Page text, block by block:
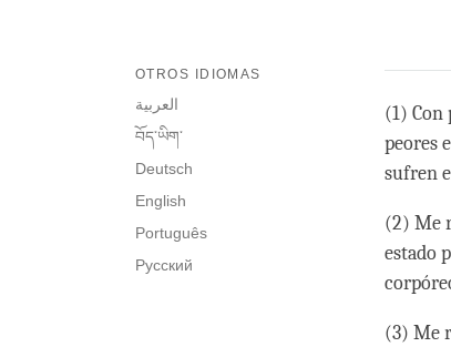
OTROS IDIOMAS
العربية
བོད་ཡིག་
Deutsch
English
Português
Русский
(1) Con
peores
sufren
(2) Me
estado
(3) Me